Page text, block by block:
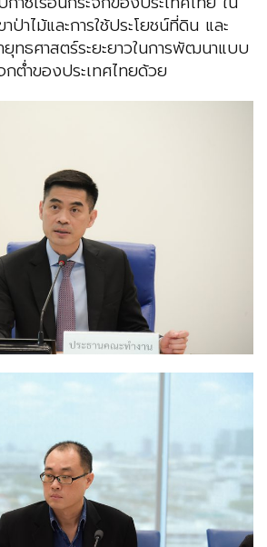
ป่าไม้และการใช้ประโยชน์ที่ดิน และ
ยุทธศาสตร์ระยะยาวในการพัฒนาแบบ
ต่ำของประเทศไทยด้วย